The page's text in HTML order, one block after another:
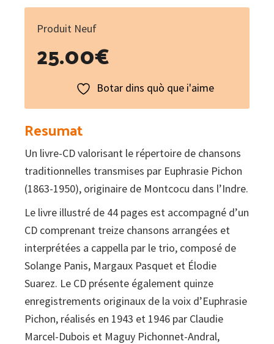
Produit Neuf
25.00€
Botar dins quò que i'aime
Resumat
Un livre-CD valorisant le répertoire de chansons
traditionnelles transmises par Euphrasie Pichon
(1863-1950), originaire de Montcocu dans l’Indre.
Le livre illustré de 44 pages est accompagné d’un
CD comprenant treize chansons arrangées et
interprétées a cappella par le trio, composé de
Solange Panis, Margaux Pasquet et Élodie
Suarez. Le CD présente également quinze
enregistrements originaux de la voix d’Euphrasie
Pichon, réalisés en 1943 et 1946 par Claudie
Marcel-Dubois et Maguy Pichonnet-Andral,